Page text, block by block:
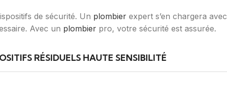
de sécurité. Un plombier expert s’en chargera avec
Avec un plombier pro, votre sécurité est assurée.
RÉSIDUELS HAUTE SENSIBILITÉ